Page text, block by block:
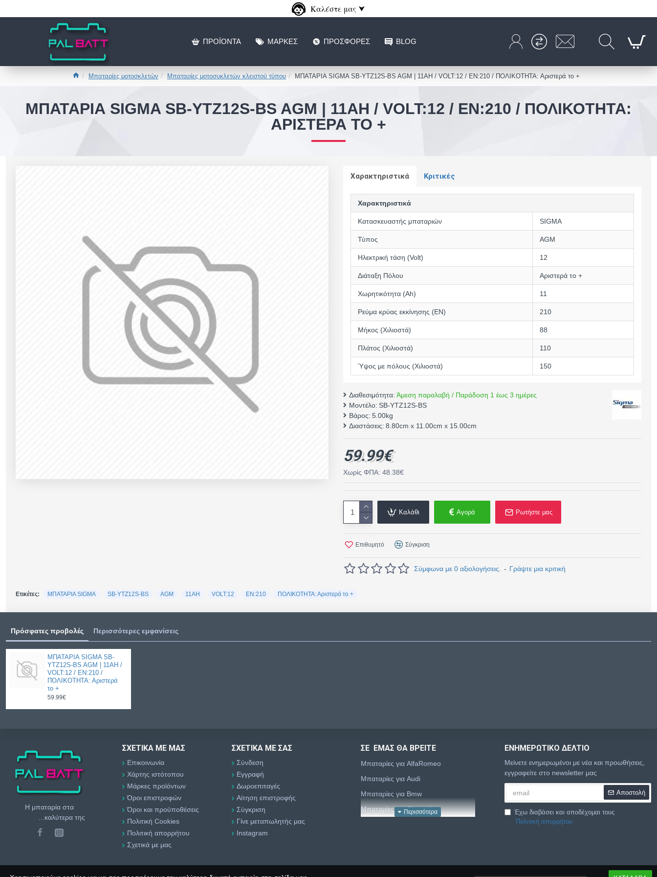
Καλέστε μας ⮟
ΠΡΟΪΌΝΤΑ ΜΆΡΚΕΣ ΠΡΟΣΦΟΡΈΣ BLOG
Μπαταρίες μοτοσκλετών Μπαταρίες μοτοσυκλετών κλειστού τύπου ΜΠΑΤΑΡΙΑ SIGMA SB-YTZ12S-BS AGM | 11AH / VOLT:12 / EN:210 / ΠΟΛΙΚΟΤΗΤΑ: Αριστερά το +
ΜΠΑΤΑΡΙΑ SIGMA SB-YTZ12S-BS AGM | 11AH / VOLT:12 / EN:210 / ΠΟΛΙΚΟΤΗΤΑ:
ΑΡΙΣΤΕΡΆ ΤΟ +
Χαρακτηριστικά Κριτικές
Χαρακτηριστικά
Κατασκευαστής μπαταριών SIGMA
Τύπος AGM
Ηλεκτρική τάση (Volt) 12
Διάταξη Πόλου Αριστερά το +
Χωρητικότητα (Αh) 11
Ρεύμα κρύας εκκίνησης (EN) 210
Μήκος (Χιλιοστά) 88
Πλάτος (Χιλιοστά) 110
Ύψος με πόλους (Χιλιοστά) 150
Διαθεσιμότητα: Άμεση παραλαβή / Παράδοση 1 έως 3 ημέρες
Μοντέλο: SB-YTZ12S-BS
Βάρος: 5.00kg
Διαστάσεις: 8.80cm x 11.00cm x 15.00cm
Σύμφωνα με 0 αξιολογήσεις. - Γράψτε μια κριτική
59.99€
Χωρίς ΦΠΑ: 48.38€
Καλάθι Αγορά Ρωτήστε μας
Επιθυμητό Σύγκριση
Ετικέτες: ΜΠΑΤΑΡΙΑ SIGMA SB-YTZ12S-BS AGM 11AH VOLT:12 EN:210 ΠΟΛΙΚΟΤΗΤΑ: Αριστερά το +
Πρόσφατες προβολές Περισσότερες εμφανίσεις
ΜΠΑΤΑΡΙΑ SIGMA SB-
YTZ12S-BS AGM | 11AH /
VOLT:12 / EN:210 /
ΠΟΛΙΚΟΤΗΤΑ: Αριστερά
το +
59.99€
Η μπαταρία στα
...καλύτερα της
ΣΧΕΤΙΚΆ ΜΕ ΜΑΣ
Επικοινωνία
Χάρτης ιστότοπου
Μάρκες προϊόντων
Όροι επιστροφών
Όροι και προϋποθέσεις
Πολιτική Cookies
Πολιτική απορρήτου
Σχετικά με μας
ΣΧΕΤΙΚΆ ΜΕ ΣΑΣ
Σύνδεση
Εγγραφή
Δωροεπιταγές
Αίτηση επιστροφής
Σύγκριση
Γίνε μεταπωλητής μας
Instagram
ΣΕ ΕΜΑΣ ΘΑ ΒΡΕΙΤΕ
Μπαταρίες για AlfaRomeo
Μπαταρίες για Audi
Μπαταρίες για Bmw
Μπαταρίες για Chevrolet
ΕΝΗΜΕΡΩΤΙΚΌ ΔΕΛΤΊΟ
Μείνετε ενημερωμένοι με νέα και προωθήσεις,
εγγραφείτε στο newsletter μας
Αποστολή
Έχω διαβάσει και αποδέχομαι τους
Πολιτική απορρήτου